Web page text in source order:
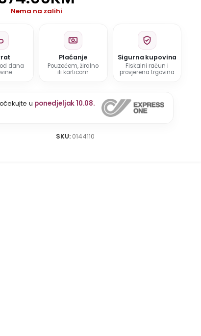
Nema na zalihi
dana
Plaćanje
Pouzećem, žiralno
ili karticom
Sigurna kupovina
Fiskalni račun i
provjerena trgovina
u ponedjeljak 10.08.
SKU: 0144110